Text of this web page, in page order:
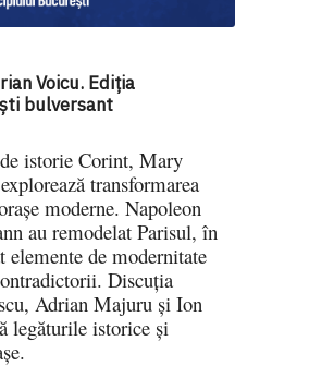
Voicu. Ediția
bulversant
istorie Corint, Mary
transformarea
moderne. Napoleon
au remodelat Parisul, în
de modernitate
Discuția
Adrian Majuru și Ion
legăturile istorice și